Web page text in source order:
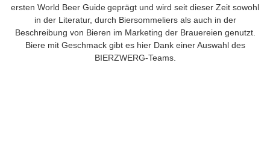
ersten World Beer Guidegeprägt und wird seit dieser Zeit sowohl
in der Literatur, durch Biersommeliers als auch in der
Beschreibung von Bieren im Marketing der Brauereien genutzt.
Biere mit Geschmack gibt es hier Dank einer Auswahl des
BIERZWERG-Teams.